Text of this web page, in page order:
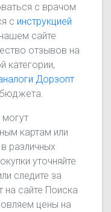
с врачом
с инструкцией
нашем сайте
отзывов на
категории,
Дорзопт
могут
картам или
различных
уточняйте
следите за
сайте Поиска
цены на